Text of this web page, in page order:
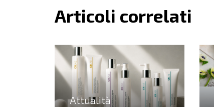
Articoli correlati
Attualità